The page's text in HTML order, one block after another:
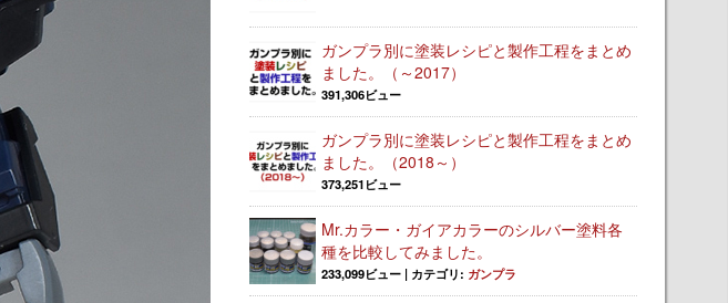
ガンプラ別に塗装レシピと製作工程をまとめ
ました。（～2017）
391,306ビュー
ガンプラ別に塗装レシピと製作工程をまとめ
ました。（2018～）
373,251ビュー
Mr.カラー・ガイアカラーのシルバー塗料各
種を比較してみました。
233,099ビュー | カテゴリ: ガンプラ